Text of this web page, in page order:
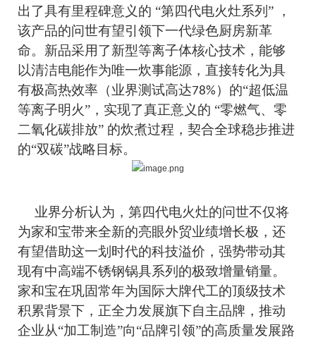
出了具有里程碑意义的 “第四代电火灶系列” ，
该产品的问世有望引领下一代绿色厨房新革
命。新品采用了新型等离子体核心技术，能够
以清洁电能作为唯一炊事能源，直接转化为具
有极高热效率（业界测试高达78% ）的“超低温
等离子明火”，实现了真正意义的 “零燃气、零
二氧化碳排放” 的炊煮过程，契合全球稳步推进
的“双碳”战略目标。
业界分析认为，第四代电火灶的问世不仅将
为家和宝带来全新的亮眼外贸业绩增长极，还
有望借助这一划时代的科技溢价，强势带动其
现有中高端不锈钢锅具系列的极致增量销量。
家和宝在巩固常年为国际大牌代工的顶级技术
积累背景下，正全力发展旗下自主品牌，推动
企业从“加工制造”向“品牌引领”的高质量发展路